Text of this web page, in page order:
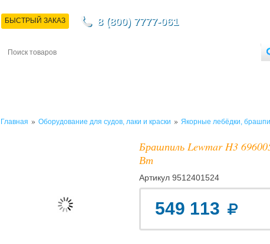
БЫСТРЫЙ ЗАКАЗ 8 (800) 7777-061
Главная » Оборудование для судов, лаки и краски » Якорные лебёдки,
Брашпиль Lewmar H3
Вт
Артикул 9512401524
549 113